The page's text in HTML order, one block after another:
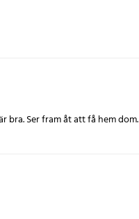
bra. Ser fram åt att få hem dom.